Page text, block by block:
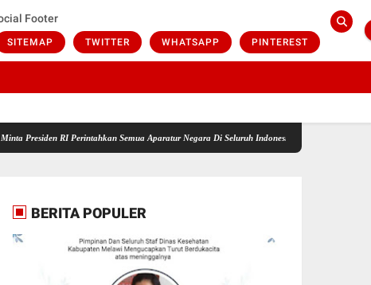
Footer
SITEMAP TWITTER WHATSAPP PINTEREST
RI Perintahkan Semua Aparatur Negara Di Seluruh Indonesia Tertibkan bendera luntur
BERITA POPULER